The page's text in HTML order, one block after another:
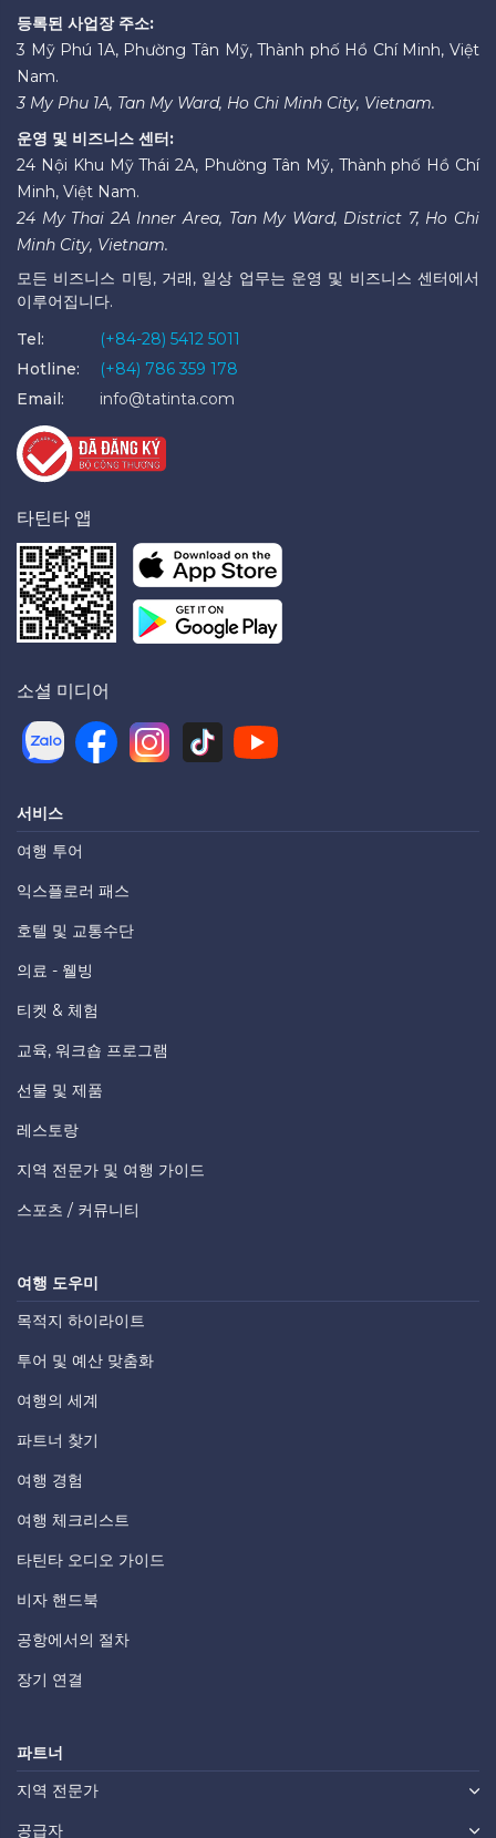
등록된 사업장 주소:
3 Mỹ Phú 1A, Phường Tân Mỹ, Thành phố Hồ Chí Minh, Việt
Nam.
3 My Phu 1A, Tan My Ward, Ho Chi Minh City, Vietnam.
운영 및 비즈니스 센터:
24 Nội Khu Mỹ Thái 2A, Phường Tân Mỹ, Thành phố Hồ Chí
Minh, Việt Nam.
24 My Thai 2A Inner Area, Tan My Ward, District 7, Ho Chi
Minh City, Vietnam.
모든 비즈니스 미팅, 거래, 일상 업무는 운영 및 비즈니스 센터에서
이루어집니다.
Tel:
(+84-28) 5412 5011
Hotline:
(+84) 786 359 178
Email:
info@tatinta.com
타틴타 앱
소셜 미디어
서비스
여행 투어
익스플로러 패스
호텔 및 교통수단
의료 - 웰빙
티켓 & 체험
교육, 워크숍 프로그램
선물 및 제품
레스토랑
지역 전문가 및 여행 가이드
스포츠 / 커뮤니티
여행 도우미
목적지 하이라이트
투어 및 예산 맞춤화
여행의 세계
파트너 찾기
여행 경험
여행 체크리스트
타틴타 오디오 가이드
비자 핸드북
공항에서의 절차
장기 연결
파트너
지역 전문가
공급자